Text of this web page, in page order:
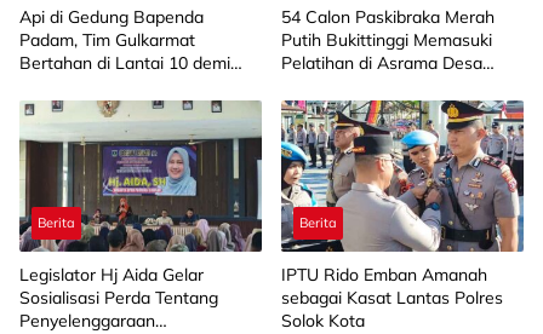
Api di Gedung Bapenda
Padam, Tim Gulkarmat
Bertahan di Lantai 10 demi
Perambatan
‎54 Calon Paskibraka Merah
Putih Bukittinggi Memasuki
Pelatihan di Asrama Desa
Berita
Legislator Hj Aida Gelar
Sosialisasi Perda Tentang
Penyelenggaraan
Berita
IPTU Rido Emban Amanah
sebagai Kasat Lantas Polres
Solok Kota